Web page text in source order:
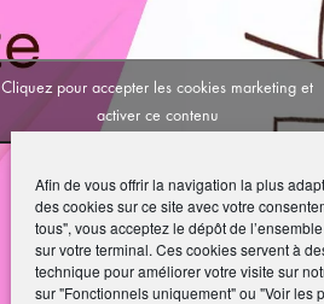
Afin de vous offrir la navigation la plus
des cookies sur ce site avec votre
tous", vous acceptez le dépôt de
sur votre terminal. Ces cookies servent à
technique pour améliorer votre visite sur
sur "Fonctionnels uniquement" ou "Voir les
Cliquez pour accepter les cookies marketing et
activer ce contenu